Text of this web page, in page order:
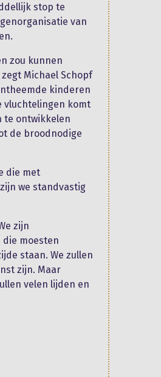
stop te
van
zou kunnen
Michael Schopf
kinderen
vluchtelingen komt
te ontwikkelen
de broodnodige
die met
we standvastig
zijn
moesten
staan. We zullen
zijn. Maar
velen lijden en